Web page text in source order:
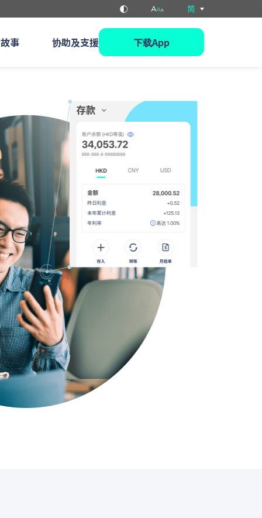
简
事 协助及支援 下载App